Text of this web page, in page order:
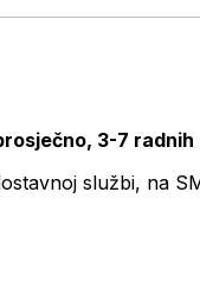
3-7 radnih
službi, na